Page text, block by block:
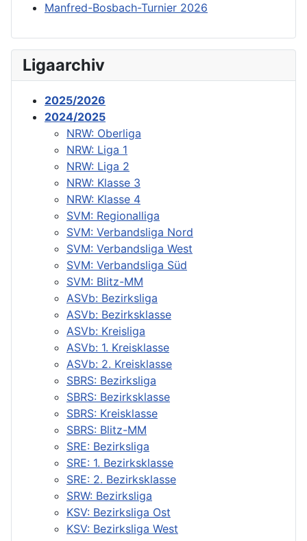
Manfred-Bosbach-Turnier 2026
Ligaarchiv
2025/2026
2024/2025
NRW: Oberliga
NRW: Liga 1
NRW: Liga 2
NRW: Klasse 3
NRW: Klasse 4
SVM: Regionalliga
SVM: Verbandsliga Nord
SVM: Verbandsliga West
SVM: Verbandsliga Süd
SVM: Blitz-MM
ASVb: Bezirksliga
ASVb: Bezirksklasse
ASVb: Kreisliga
ASVb: 1. Kreisklasse
ASVb: 2. Kreisklasse
SBRS: Bezirksliga
SBRS: Bezirksklasse
SBRS: Kreisklasse
SBRS: Blitz-MM
SRE: Bezirksliga
SRE: 1. Bezirksklasse
SRE: 2. Bezirksklasse
SRW: Bezirksliga
KSV: Bezirksliga Ost
KSV: Bezirksliga West